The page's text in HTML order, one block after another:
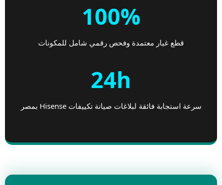
100%
قطع غيار معتمدة وفحص رقمي شامل للمكونات
24h
سرعة استجابة فائقة لبلاغات صيانة تكييفات Hisense بمصر